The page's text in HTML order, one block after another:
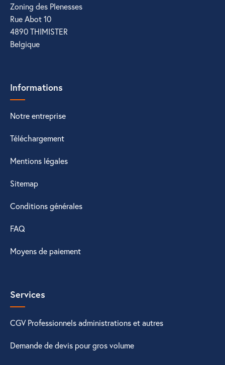
Zoning des Plenesses
Rue Abot 10
4890 THIMISTER
Belgique
Informations
Notre entreprise
Téléchargement
Mentions légales
Sitemap
Conditions générales
FAQ
Moyens de paiement
Services
CGV Professionnels administrations et autres
Demande de devis pour gros volume